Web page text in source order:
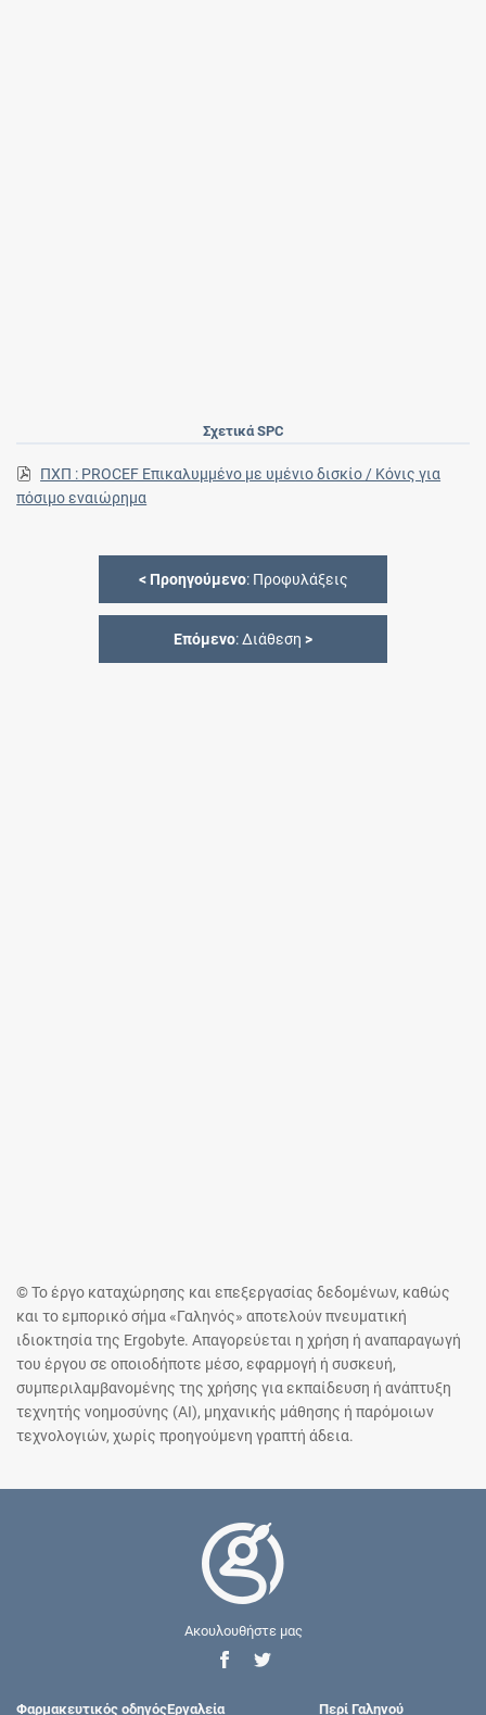
Σχετικά SPC
ΠΧΠ : PROCEF Επικαλυμμένο με υμένιο δισκίο / Κόνις για
πόσιμο εναιώρημα
< Προηγούμενο: Προφυλάξεις
Επόμενο: Διάθεση >
© Το έργο καταχώρησης και επεξεργασίας δεδομένων, καθώς
και το εμπορικό σήμα «Γαληνός» αποτελούν πνευματική
ιδιοκτησία της Ergobyte. Απαγορεύεται η χρήση ή αναπαραγωγή
του έργου σε οποιοδήποτε μέσο, εφαρμογή ή συσκευή,
συμπεριλαμβανομένης της χρήσης για εκπαίδευση ή ανάπτυξη
τεχνητής νοημοσύνης (AI), μηχανικής μάθησης ή παρόμοιων
τεχνολογιών, χωρίς προηγούμενη γραπτή άδεια.
Ακουλουθήστε μας
Φαρμακευτικός οδηγόςΕργαλεία Περί Γαληνού